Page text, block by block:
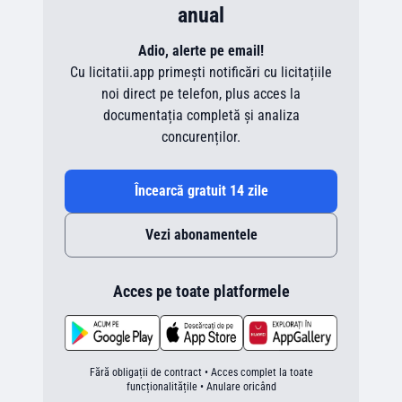
anual
Adio, alerte pe email!
Cu licitatii.app primești notificări cu licitațiile
noi direct pe telefon, plus acces la
documentația completă și analiza
concurenților.
Încearcă gratuit 14 zile
Vezi abonamentele
Acces pe toate platformele
Fără obligații de contract • Acces complet la toate
funcționalitățile • Anulare oricând